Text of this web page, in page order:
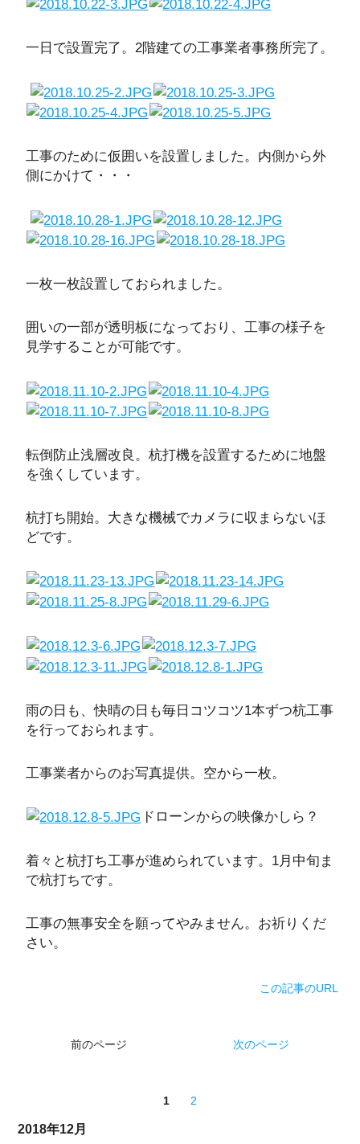
一日で設置完了。2階建ての工事業者事務所完了。
工事のために仮囲いを設置しました。内側から外
側にかけて・・・
一枚一枚設置しておられました。
囲いの一部が透明板になっており、工事の様子を
見学することが可能です。
転倒防止浅層改良。杭打機を設置するために地盤
を強くしています。
杭打ち開始。大きな機械でカメラに収まらないほ
どです。
雨の日も、快晴の日も毎日コツコツ1本ずつ杭工事
を行っておられます。
工事業者からのお写真提供。空から一枚。
ドローンからの映像かしら？
着々と杭打ち工事が進められています。1月中旬ま
で杭打ちです。
工事の無事安全を願ってやみません。お祈りくだ
さい。
この記事のURL
前のページ 次のページ
1 2
2018年12月